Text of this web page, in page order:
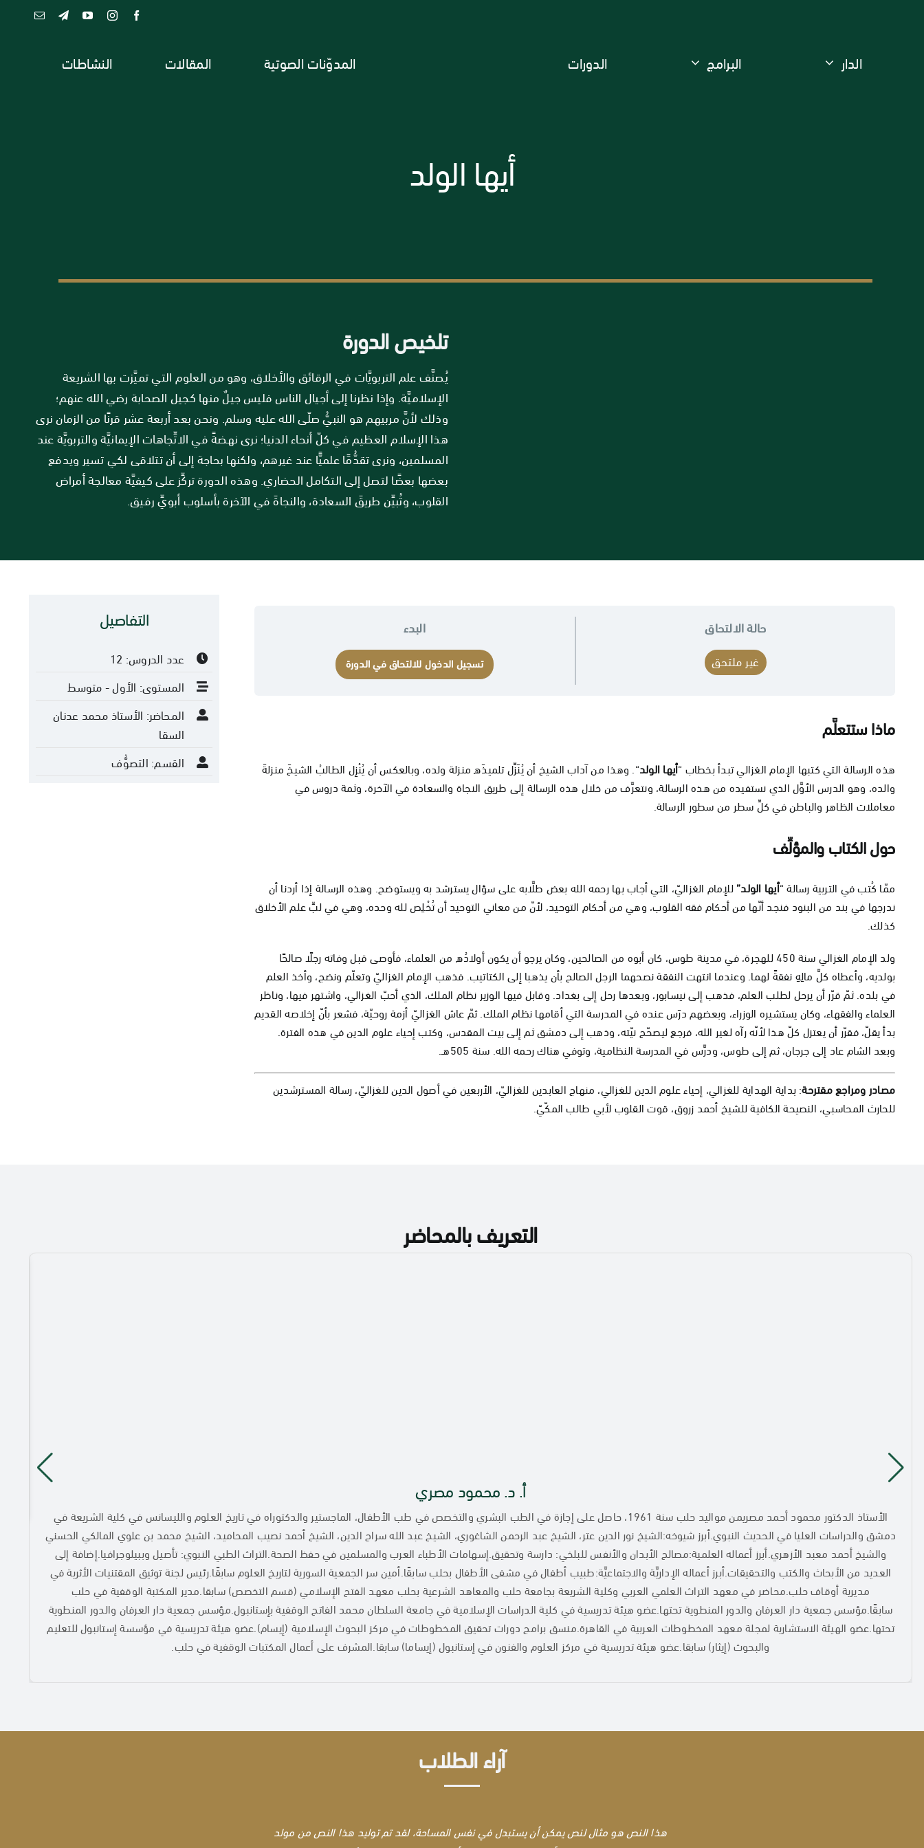
الدار البرامج الدورات المدوّنات الصوتية المقالات النشاطات
أيها الولد
تلخيص الدورة
يُصنَّف علم التربويَّات في الرقائق والأخلاق، وهو من العلوم التي تميَّزت بها الشريعة
الإسلاميَّة. وإذا نظرنا إلى أجيال الناس فليس جيلٌ منها كجيل الصحابة رضي الله عنهم؛
وذلك لأنَّ مربيهم هو النبيُّ صلّى الله عليه وسلم. ونحن بعد أربعة عشر قرنًا من الزمان نرى
هذا الإسلام العظيم في كلّ أنحاء الدنيا؛ نرى نهضةً في الاتِّجاهات الإيمانيَّة والتربويَّة عند
المسلمين، ونرى تقدُّمًا علميًّا عند غيرهم، ولكنها بحاجة إلى أن تتلاقى لكي تسير ويدفع
بعضها بعضًا لتصل إلى التكامل الحضاري. وهذه الدورة تركِّز على كيفيَّة معالجة أمراض
القلوب، وتُبيِّن طريقَ السعادة، والنجاةَ في الآخرة بأسلوب أبويِّ رفيق.
حالة الالتحاق
غير ملتحق
البدء
تسجيل الدخول للالتحاق في الدورة
ماذا ستتعلَّم
هذه الرسالة التي كتبها الإمام الغزالي تبدأ بخطاب “أيها الولد“. وهذا من آداب الشيخ أن يُنَزِّل تلميذَه منزلة ولده، وبالعكس أن يُنْزِل الطالبُ الشيخَ منزلةَ
والده، وهو الدرس الأوَّل الذي نستفيده من هذه الرسالة، ونتعرَّف من خلال هذه الرسالة إلى طريق النجاة والسعادة في الآخرة، وثمة دروس في
معاملات الظاهر والباطن في كلِّ سطر من سطور الرسالة.
حول الكتاب والمؤلِّف
ممّا كُتب في التربية رسالة “أيها الولد”للإمام الغزاليّ، التي أجاب بها رحمه الله بعض طلَّابه على سؤال يسترشد به ويستوضح. وهذه الرسالة إذا أردنا أن
ندرجها في بند من البنود فنجد أنّها من أحكام فقه القلوب، وهي من أحكام التوحيد، لأنّ من معاني التوحيد أن تُخْلِص لله وحده، وهي في لبِّ علم الأخلاق
كذلك.
ولد الإمام الغزالي سنة 450 للهجرة، في مدينة طوس، كان أبوه من الصالحين، وكان يرجو أن يكون أولادُه من العلماء، فأوصى قبل وفاته رجلًا صالحًا
بولديه، وأعطاه كلَّ مالِهِ نفقةً لهما. وعندما انتهت النفقة نصحهما الرجل الصالح بأن يذهبا إلى الكتاتيب. فذهب الإمام الغزاليّ وتعلّم ونضج، وأخذ العلم
في بلده. ثمّ قرّر أن يرحل لطلب العلم، فذهب إلى نيسابور، وبعدها رحل إلى بغداد. وقابل فيها الوزير نظام الملك، الذي أحبّ الغزالي، واشتهر فيها، وناظر
العلماء والفقهاء، وكان يستشيره الوزراء، وبعضهم درَس عنده في المدرسة التي أقامها نظام الملك. ثمّ عاش الغزاليّ أزمة روحيّة، فشعر بأنّ إخلاصه القديم
بدأ يقلّ، فقرّر أن يعتزل كلّ هذا لأنّه رآه لغير الله، فرجع ليصحّح نيّته، وذهب إلى دمشق ثم إلى بيت المقدس، وكتب إحياء علوم الدين في هذه الفترة.
وبعد الشام عاد إلى جرجان، ثم إلى طوس، ودرَّس في المدرسة النظامية، وتوفي هناك رحمه الله. سنة 505هـ.
مصادر ومراجع مقترحة: بداية الهداية للغزالي، إحياء علوم الدين للغزالي، منهاج العابدين للغزاليّ، الأربعين في أصول الدين للغزاليّ، رسالة المسترشدين
للحارث المحاسبي، النصيحة الكافية للشيخ أحمد زروق، قوت القلوب لأبي طالب المكّيّ.
التفاصيل
عدد الدروس: 12
المستوى: الأول - متوسط
المحاضر: الأستاذ محمد عدنان
السقا
القسم: التصوُّف
التعريف بالمحاضر
أ. د. محمود مصري
الأستاذ الدكتور محمود أحمد مصريمن مواليد حلب سنة 1961، حاصل على إجازة في الطب البشري والتخصص في طب الأطفال، الماجستير والدكتوراه في تاريخ العلوم والليسانس في كلية الشريعة في
دمشق والدراسات العليا في الحديث النبوي.أبرز شيوخه:الشيخ نور الدين عتر، الشيخ عبد الرحمن الشاغوري، الشيخ عبد الله سراج الدين، الشيخ أحمد نصيب المحاميد، الشيخ محمد بن علوي المالكي الحسني
والشيخ أحمد معبد الأزهري.أبرز أعماله العلمية:مصالح الأبدان والأنفس للبلخي: دارسة وتحقيق.إسهامات الأطباء العرب والمسلمين في حفظ الصحة.التراث الطبي النبوي: تأصيل وببيلوجرافيا.إضافة إلى
العديد من الأبحاث والكتب والتحقيقات.أبرز أعماله الإداريَّة والاجتماعيَّة:طبيب أطفال في مشفى الأطفال بحلب سابقًا.أمين سر الجمعية السورية لتاريخ العلوم سابقًا.رئيس لجنة توثيق المقتنيات الأثرية في
مديرية أوقاف حلب.محاضر في معهد التراث العلمي العربي وكلية الشريعة بجامعة حلب والمعاهد الشرعية بحلب معهد الفتح الإسلامي (قسم التخصص) سابقا.مدير المكتبة الوقفية في حلب
سابقًا.مؤسس جمعية دار العرفان والدور المنطوية تحتها.عضو هيئة تدريسية في كلية الدراسات الإسلامية في جامعة السلطان محمد الفاتح الوقفية بإستانبول.مؤسس جمعية دار العرفان والدور المنطوية
تحتها.عضو الهيئة الاستشارية لمجلة معهد المخطوطات العربية في القاهرة.منسق برامج دورات تحقيق المخطوطات في مركز البحوث الإسلامية (إيسام).عضو هيئة تدريسية في مؤسسة إستانبول للتعليم
والبحوث (إيثار) سابقا.عضو هيئة تدريسية في مركز العلوم والفنون في إستانبول (إيساما) سابقا.المشرف على أعمال المكتبات الوقفية في حلب.
آراء الطلاب
هذا النص هو مثال لنص يمكن أن يستبدل في نفس المساحة، لقد تم توليد هذا النص من مولد
هذا النص هو مثال لنص يمكن أن يستبدل في نفس المساحة، لقد تم توليد هذا النص من مولد
هذا النص هو مثال لنص يمكن أن يستبدل في نفس المساحة، لقد تم توليد هذا النص من مولد